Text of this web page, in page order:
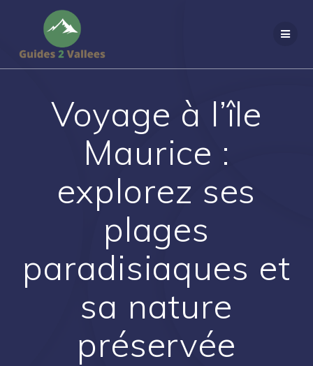
Voyage à l’île
Maurice :
explorez ses
plages
paradisiaques et
sa nature
préservée